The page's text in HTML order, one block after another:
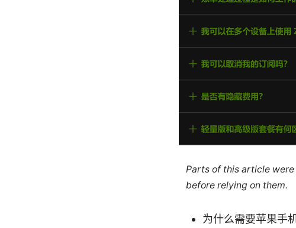
Parts of this article
before relying on them.
为什么需要苹果手